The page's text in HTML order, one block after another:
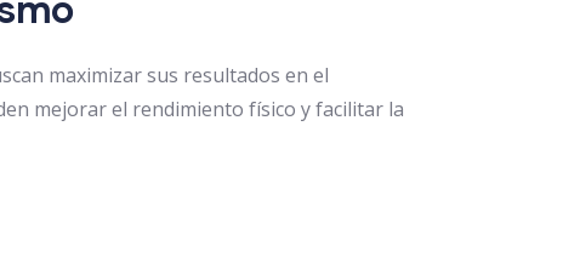
maximizar sus resultados en el
mejorar el rendimiento físico y facilitar la